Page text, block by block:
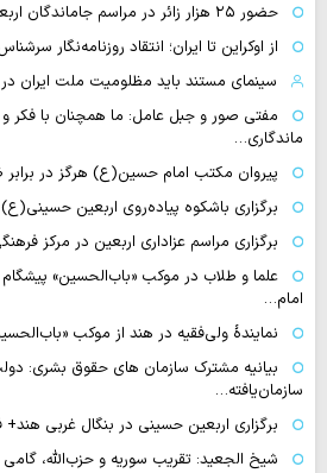
حضور ۲۵ هزار زائر در مراسم جاماندگان اربعین حسینی در کربلای ایران
از اوکراین تا ایران؛ انتقاد روزنامه‌نگار
سینمای مستند باید مظلومیت ملت ایران
مفتی صور و جبل عامل: ما همچنان با فکر و
ماندگاری…
پیروان مکتب امام حسین(ع) هرگز در برابر
برگزاری باشکوه پیاده‌روی اربعین
برگزاری مراسم عزاداری اربعین در مرکز
علما و طلاب در موکب «باب‌الحسین»
امام…
نمایندهٔ ولی‌فقیه در هند از موکب «باب‌الحسین عمود ۸۲۰»
بیانیه مشترک سازمان های حقوق بشری:
سازمان‌یافته…
برگزاری اربعین حسینی در بنگال غربی هند+
شیخ الجعید: تقریب سوریه و حزب‌الله،